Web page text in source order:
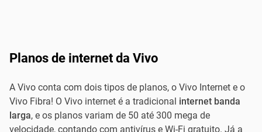
Planos de internet da Vivo
A Vivo conta com dois tipos de planos, o Vivo Internet e o
Vivo Fibra! O Vivo internet é a tradicional internet banda
larga, e os planos variam de 50 até 300 mega de
velocidade, contando com antivírus e Wi-Fi gratuito. Já a